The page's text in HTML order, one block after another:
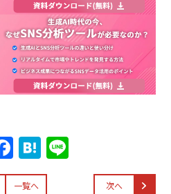
F
a
H
at
一覧へ 次へ